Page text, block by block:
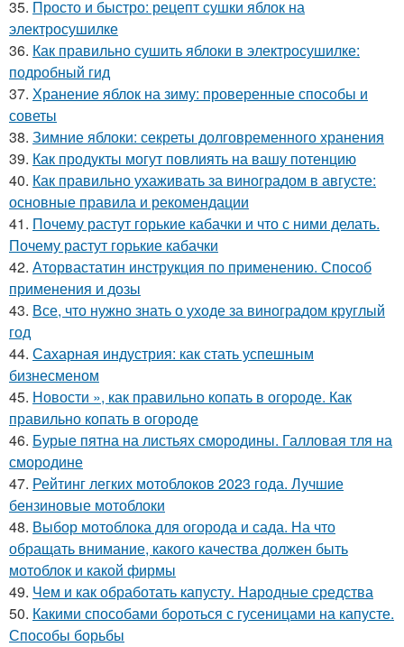
35. Просто и быстро: рецепт сушки яблок на
электросушилке
36. Как правильно сушить яблоки в электросушилке:
подробный гид
37. Хранение яблок на зиму: проверенные способы и
советы
38. Зимние яблоки: секреты долговременного хранения
39. Как продукты могут повлиять на вашу потенцию
40. Как правильно ухаживать за виноградом в августе:
основные правила и рекомендации
41. Почему растут горькие кабачки и что с ними делать.
Почему растут горькие кабачки
42. Аторвастатин инструкция по применению. Способ
применения и дозы
43. Все, что нужно знать о уходе за виноградом круглый
год
44. Сахарная индустрия: как стать успешным
бизнесменом
45. Новости », как правильно копать в огороде. Как
правильно копать в огороде
46. Бурые пятна на листьях смородины. Галловая тля на
смородине
47. Рейтинг легких мотоблоков 2023 года. Лучшие
бензиновые мотоблоки
48. Выбор мотоблока для огорода и сада. На что
обращать внимание, какого качества должен быть
мотоблок и какой фирмы
49. Чем и как обработать капусту. Народные средства
50. Какими способами бороться с гусеницами на капусте.
Способы борьбы